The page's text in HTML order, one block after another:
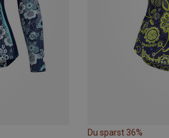
Du sparst 36%